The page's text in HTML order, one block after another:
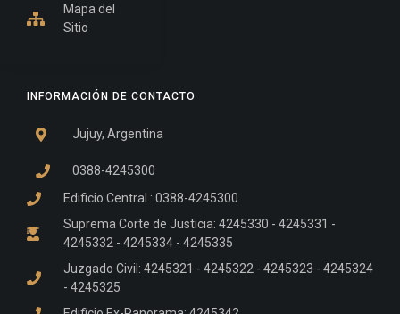
INFORMACIÓN DE CONTACTO
Jujuy, Argentina
0388-4245300
Edificio Central : 0388-4245300
Suprema Corte de Justicia: 4245330 - 4245331 -
4245332 - 4245334 - 4245335
Juzgado Civil: 4245321 - 4245322 - 4245323 - 4245324
- 4245325
Mapa del
Sitio